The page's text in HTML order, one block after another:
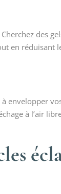
des
en réduisant
envelopper
à l’air